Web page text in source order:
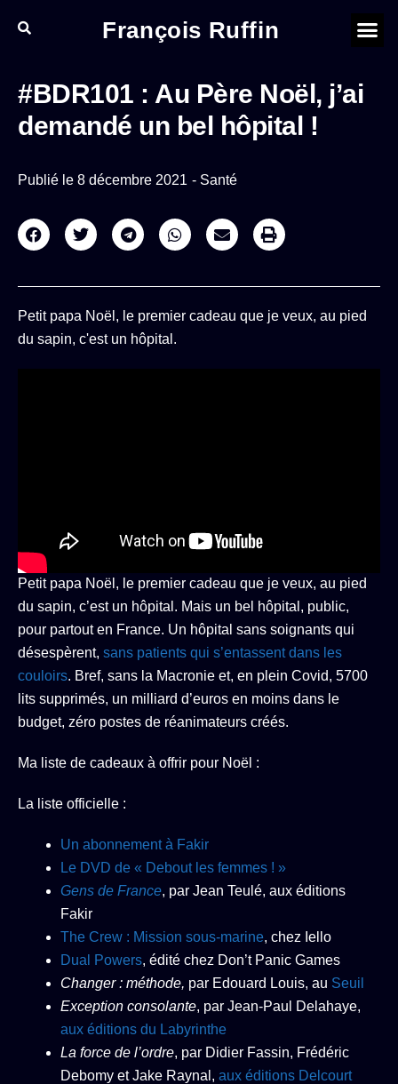
François Ruffin
#BDR101 : Au Père Noël, j’ai
demandé un bel hôpital !
Publié le 8 décembre 2021 - Santé
Petit papa Noël, le premier cadeau que je veux, au pied
du sapin, c'est un hôpital.
Petit papa Noël, le premier cadeau que je veux, au pied
du sapin, c’est un hôpital. Mais un bel hôpital, public,
pour partout en France. Un hôpital sans soignants qui
désespèrent, sans patients qui s’entassent dans les
couloirs. Bref, sans la Macronie et, en plein Covid, 5700
lits supprimés, un milliard d’euros en moins dans le
budget, zéro postes de réanimateurs créés.
Ma liste de cadeaux à offrir pour Noël :
La liste officielle :
Un abonnement à Fakir
Le DVD de « Debout les femmes ! »
Gens de France, par Jean Teulé, aux éditions
Fakir
The Crew : Mission sous-marine, chez Iello
Dual Powers, édité chez Don’t Panic Games
Changer : méthode, par Edouard Louis, au Seuil
Exception consolante, par Jean-Paul Delahaye,
aux éditions du Labyrinthe
La force de l’ordre, par Didier Fassin, Frédéric
Debomy et Jake Raynal, aux éditions Delcourt